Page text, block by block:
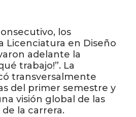
y
los
Licenciatura en Diseño
adelante la
trabajo!”. La
transversalmente
del primer semestre y
visión global de las
la carrera.